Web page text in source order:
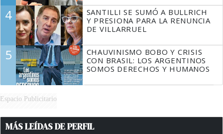
4
SANTILLI SE SUMÓ A BULLRICH
Y PRESIONA PARA LA RENUNCIA
DE VILLARRUEL
5
CHAUVINISMO BOBO Y CRISIS
CON BRASIL: LOS ARGENTINOS
SOMOS DERECHOS Y HUMANOS
Espacio Publicitario
MÁS LEÍDAS DE PERFIL